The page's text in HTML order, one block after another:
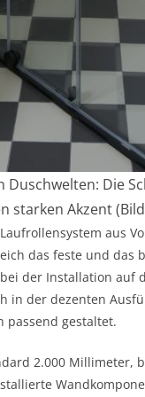
Duschwelten: Die
starken Akzent
aus
das feste und das
der Installation auf
in der dezenten
passend gestaltet.
2.000 Millimeter,